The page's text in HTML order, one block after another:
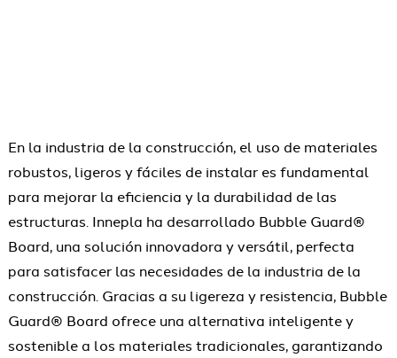
En la industria de la construcción, el uso de materiales
robustos, ligeros y fáciles de instalar es fundamental
para mejorar la eficiencia y la durabilidad de las
estructuras. Innepla ha desarrollado Bubble Guard®
Board, una solución innovadora y versátil, perfecta
para satisfacer las necesidades de la industria de la
construcción. Gracias a su ligereza y resistencia, Bubble
Guard® Board ofrece una alternativa inteligente y
sostenible a los materiales tradicionales, garantizando